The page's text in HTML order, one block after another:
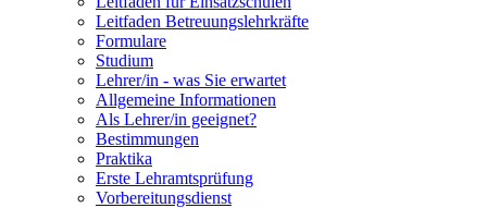
Leitfaden Betreuungslehrkräfte
Formulare
Studium
Lehrer/in - was Sie erwartet
Allgemeine Informationen
Als Lehrer/in geeignet?
Bestimmungen
Praktika
Erste Lehramtsprüfung
Vorbereitungsdienst